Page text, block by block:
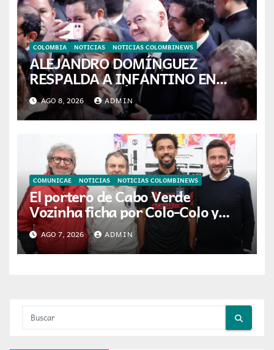
COLOMBIA NOTICIAS NOTICIAS COLOMBINEWS
ALEJANDRO DOMÍNGUEZ
RESPALDA A INFANTINO EN
CALI: «ES EL LÍDER DE LA
TRANSFORMACIÓN DEL
FÚTBOL»
AGO 8, 2026 ADMIN
COMUNICAE NOTICIAS NOTICIAS COLOMBINEWS
El portero de Cabo Verde
Vozinha ficha por Colo-Colo y
JETOUR respalda su nueva etapa
AGO 7, 2026 ADMIN